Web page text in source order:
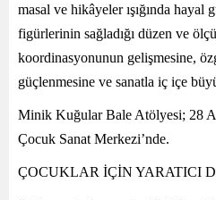
masal ve hikâyeler ışığında hayal
figürlerinin sağladığı düzen ve
koordinasyonunun gelişmesine,
güçlenmesine ve sanatla iç içe
Minik Kuğular Bale Atölyesi; 28
Çocuk Sanat Merkezi’nde.
ÇOCUKLAR İÇİN YARATICI